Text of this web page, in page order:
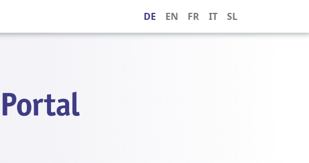
DE EN FR IT SL